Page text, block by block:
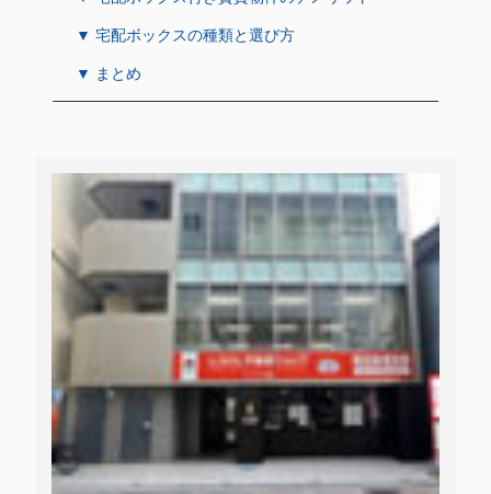
▼ 宅配ボックスの種類と選び方
▼ まとめ